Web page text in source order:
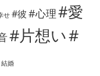
せ #彼#心理#愛
#片想い#
結婚